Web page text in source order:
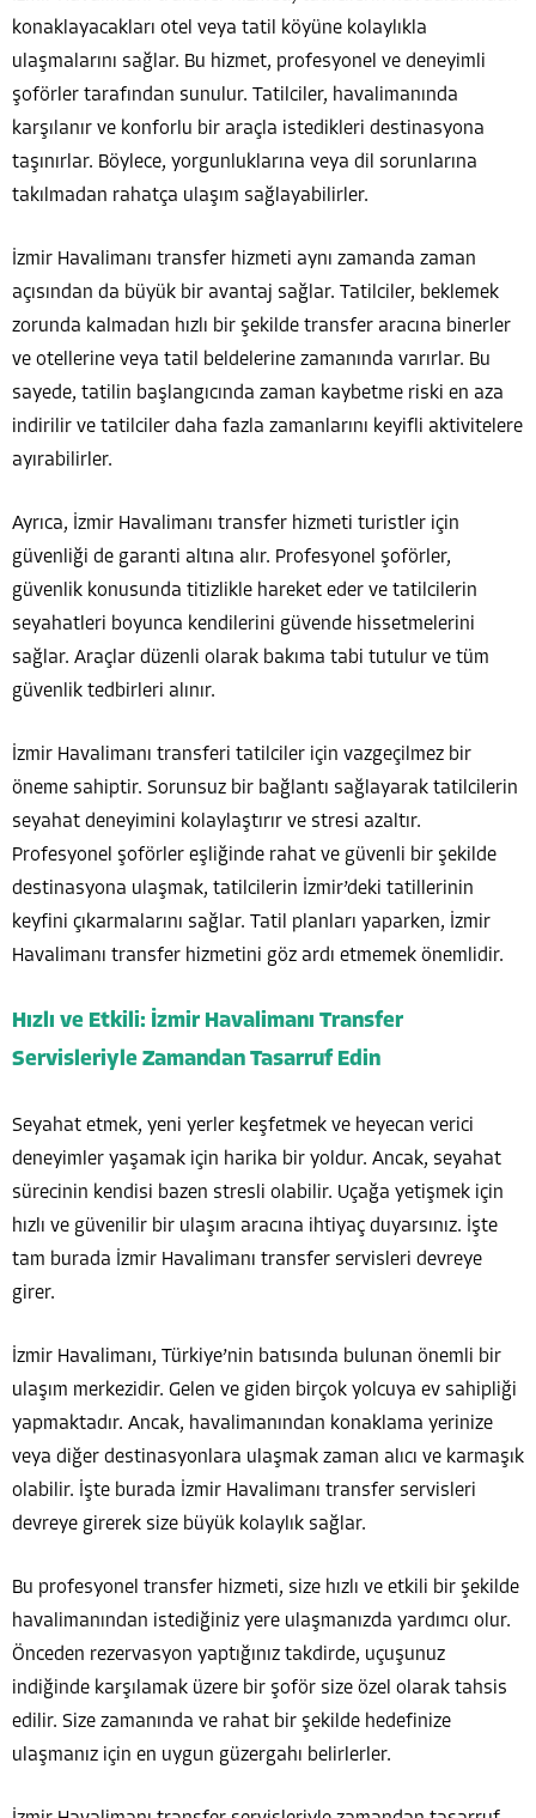
konaklayacakları otel veya tatil köyüne kolaylıkla
ulaşmalarını sağlar. Bu hizmet, profesyonel ve deneyimli
şoförler tarafından sunulur. Tatilciler, havalimanında
karşılanır ve konforlu bir araçla istedikleri destinasyona
taşınırlar. Böylece, yorgunluklarına veya dil sorunlarına
takılmadan rahatça ulaşım sağlayabilirler.
İzmir Havalimanı transfer hizmeti aynı zamanda zaman
açısından da büyük bir avantaj sağlar. Tatilciler, beklemek
zorunda kalmadan hızlı bir şekilde transfer aracına binerler
ve otellerine veya tatil beldelerine zamanında varırlar. Bu
sayede, tatilin başlangıcında zaman kaybetme riski en aza
indirilir ve tatilciler daha fazla zamanlarını keyifli aktivitelere
ayırabilirler.
Ayrıca, İzmir Havalimanı transfer hizmeti turistler için
güvenliği de garanti altına alır. Profesyonel şoförler,
güvenlik konusunda titizlikle hareket eder ve tatilcilerin
seyahatleri boyunca kendilerini güvende hissetmelerini
sağlar. Araçlar düzenli olarak bakıma tabi tutulur ve tüm
güvenlik tedbirleri alınır.
İzmir Havalimanı transferi tatilciler için vazgeçilmez bir
öneme sahiptir. Sorunsuz bir bağlantı sağlayarak tatilcilerin
seyahat deneyimini kolaylaştırır ve stresi azaltır.
Profesyonel şoförler eşliğinde rahat ve güvenli bir şekilde
destinasyona ulaşmak, tatilcilerin İzmir’deki tatillerinin
keyfini çıkarmalarını sağlar. Tatil planları yaparken, İzmir
Havalimanı transfer hizmetini göz ardı etmemek önemlidir.
Hızlı ve Etkili: İzmir Havalimanı Transfer
Servisleriyle Zamandan Tasarruf Edin
Seyahat etmek, yeni yerler keşfetmek ve heyecan verici
deneyimler yaşamak için harika bir yoldur. Ancak, seyahat
sürecinin kendisi bazen stresli olabilir. Uçağa yetişmek için
hızlı ve güvenilir bir ulaşım aracına ihtiyaç duyarsınız. İşte
tam burada İzmir Havalimanı transfer servisleri devreye
girer.
İzmir Havalimanı, Türkiye’nin batısında bulunan önemli bir
ulaşım merkezidir. Gelen ve giden birçok yolcuya ev sahipliği
yapmaktadır. Ancak, havalimanından konaklama yerinize
veya diğer destinasyonlara ulaşmak zaman alıcı ve karmaşık
olabilir. İşte burada İzmir Havalimanı transfer servisleri
devreye girerek size büyük kolaylık sağlar.
Bu profesyonel transfer hizmeti, size hızlı ve etkili bir şekilde
havalimanından istediğiniz yere ulaşmanızda yardımcı olur.
Önceden rezervasyon yaptığınız takdirde, uçuşunuz
indiğinde karşılamak üzere bir şoför size özel olarak tahsis
edilir. Size zamanında ve rahat bir şekilde hedefinize
ulaşmanız için en uygun güzergahı belirlerler.